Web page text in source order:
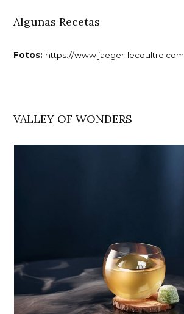
Algunas Recetas
Fotos: https://www.jaeger-lecoultre.com
VALLEY OF WONDERS